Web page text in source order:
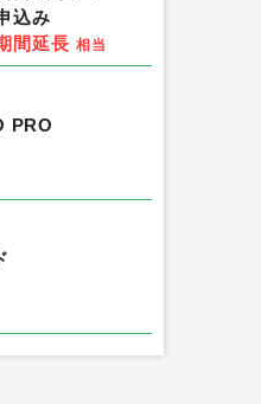
込み
間延長 相当
PRO